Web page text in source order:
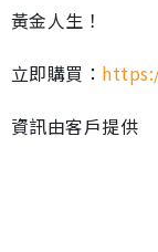
黃金人生！
立即購買：
資訊由客戶提供